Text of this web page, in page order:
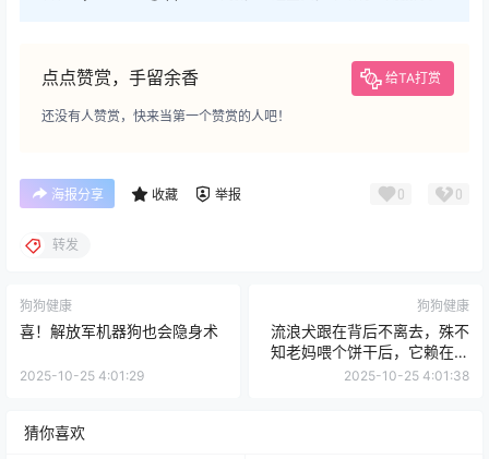
点点赞赏，手留余香 给TA打赏
还没有人赞赏，快来当第一个赞赏的人吧！
海报分享 收藏 举报 0 0
转发
狗狗健康
喜！解放军机器狗也会隐身术
2025-10-25 4:01:29
狗狗健康
流浪犬跟在背后不离去，殊不
知老妈喂个饼干后，它赖在大
门口不动了
2025-10-25 4:01:38
猜你喜欢